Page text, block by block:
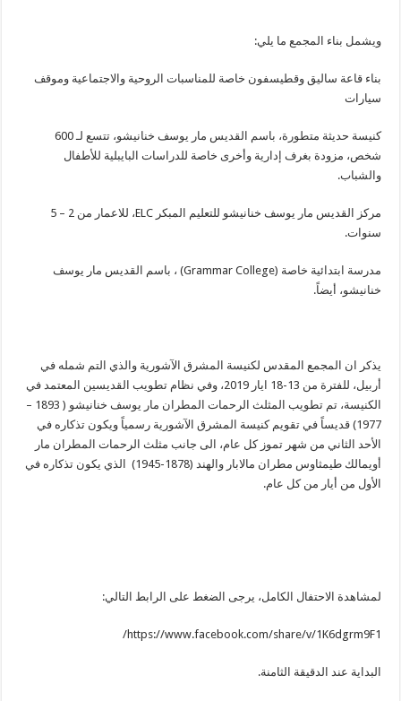
ويشمل بناء المجمع ما يلي:
بناء قاعة ساليق وقطيسفون خاصة للمناسبات الروحية والاجتماعية وموقف
سيارات
كنيسة حديثة متطورة، باسم القديس مار يوسف خنانيشو، تتسع لـ 600
شخص، مزودة بغرف إدارية وأخرى خاصة للدراسات البايبلية للأطفال
والشباب.
مركز القديس مار يوسف خنانيشو للتعليم المبكر ELC، للاعمار من 2 – 5
سنوات.
مدرسة ابتدائية خاصة (Grammar College) ، باسم القديس مار يوسف
خنانيشو، أيضاً.
يذكر ان المجمع المقدس لكنيسة المشرق الآشورية والذي التم شمله في
أربيل، للفترة من 13-18 ايار 2019، وفي نظام تطويب القديسين المعتمد في
الكنيسة، تم تطويب المثلث الرحمات المطران مار يوسف خنانيشو ( 1893 –
1977) قديساً في تقويم كنيسة المشرق الآشورية رسمياً ويكون تذكاره في
الأحد الثاني من شهر تموز كل عام، الى جانب مثلث الرحمات المطران مار
أويمالك طيمثاوس مطران مالابار والهند (1878-1945) الذي يكون تذكاره في
الأول من أيار من كل عام.
لمشاهدة الاحتفال الكامل، يرجى الضغط على الرابط التالي:
https://www.facebook.com/share/v/1K6dgrm9F1/
البداية عند الدقيقة الثامنة.